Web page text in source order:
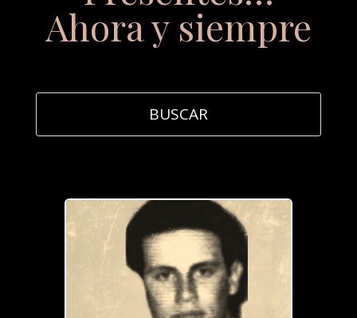
Ahora y siempre